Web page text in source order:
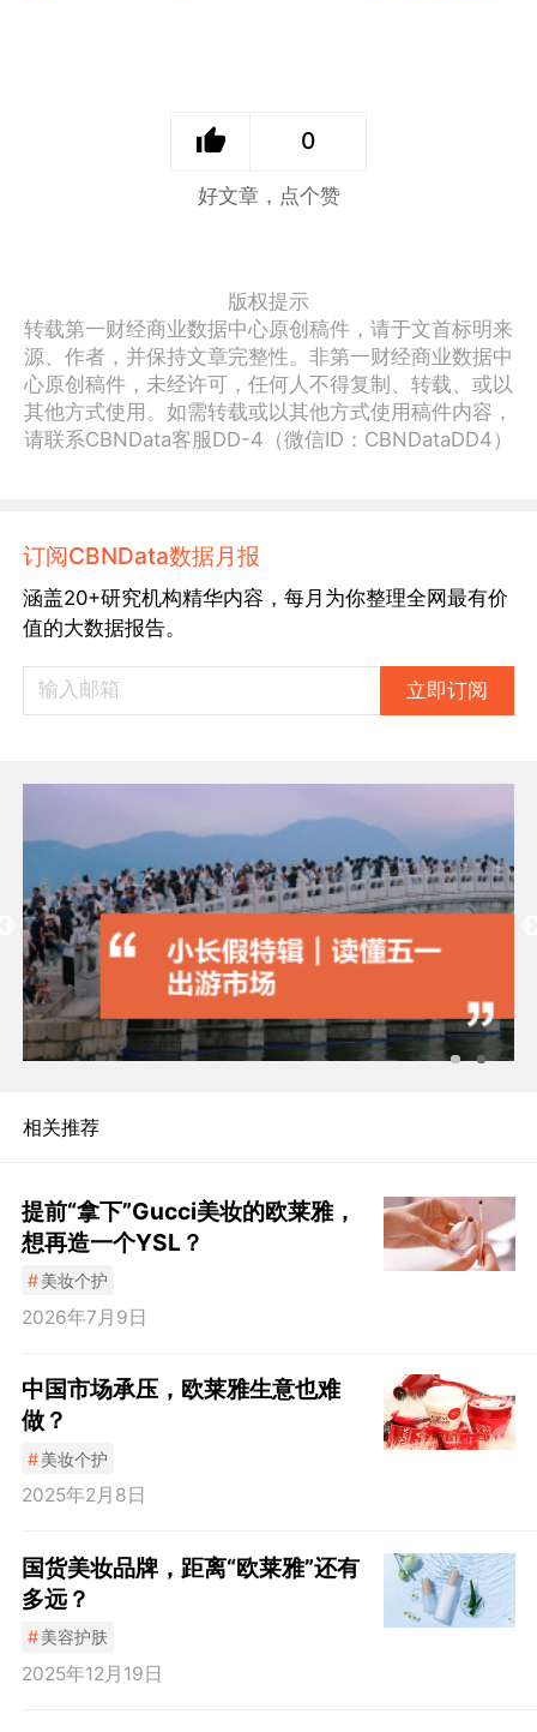
0
好文章，点个赞
版权提示
转载第一财经商业数据中心原创稿件，请于文首标明来
源、作者，并保持文章完整性。非第一财经商业数据中
心原创稿件，未经许可，任何人不得复制、转载、或以
其他方式使用。如需转载或以其他方式使用稿件内容，
请联系CBNData客服DD-4（微信ID：CBNDataDD4）
订阅CBNData数据月报
涵盖20+研究机构精华内容，每月为你整理全网最有价
值的大数据报告。
立即订阅
相关推荐
提前“拿下”Gucci美妆的欧莱雅，
想再造一个YSL？
#美妆个护
2026年7月9日
中国市场承压，欧莱雅生意也难
做？
#美妆个护
2025年2月8日
国货美妆品牌，距离“欧莱雅”还有
多远？
#美容护肤
2025年12月19日